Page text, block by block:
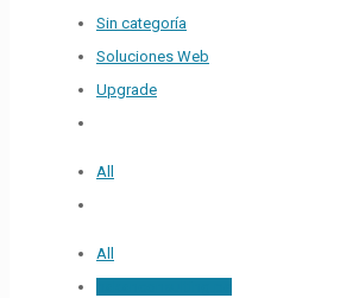
Sin categoría
Soluciones Web
Upgrade
All
All